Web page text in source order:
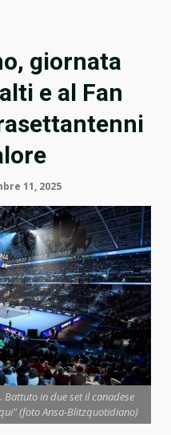
giornata
e al Fan
11, 2025
in due set il canadese
(foto Ansa-Blitzquotidiano)